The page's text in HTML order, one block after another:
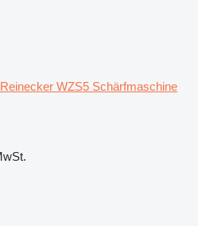
Reinecker WZS5 Schärfmaschine